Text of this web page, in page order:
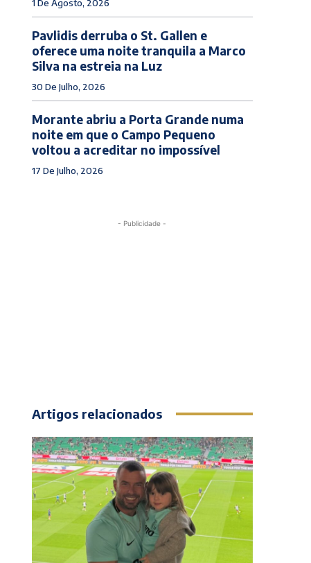
1 De Agosto, 2026
Pavlidis derruba o St. Gallen e
oferece uma noite tranquila a Marco
Silva na estreia na Luz
30 De Julho, 2026
Morante abriu a Porta Grande numa
noite em que o Campo Pequeno
voltou a acreditar no impossível
17 De Julho, 2026
- Publicidade -
Artigos relacionados